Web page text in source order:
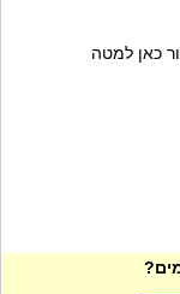
כאן למטה